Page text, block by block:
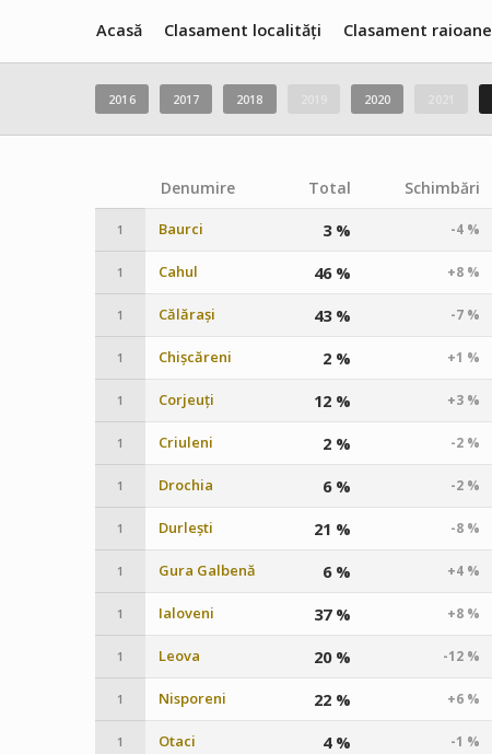
Acasă Clasament localități Clasament raioane
2016 2017 2018 2020
Denumire Total Schimbări
1 Baurci 3 % -4 %
1 Cahul 46 % +8 %
1 Călărași 43 % -7 %
1 Chișcăreni 2 % +1 %
1 Corjeuți 12 % +3 %
1 Criuleni 2 % -2 %
1 Drochia 6 % -2 %
1 Durlești 21 % -8 %
1 Gura Galbenă 6 % +4 %
1 Ialoveni 37 % +8 %
1 Leova 20 % -12 %
1 Nisporeni 22 % +6 %
1 Otaci 4 % -1 %